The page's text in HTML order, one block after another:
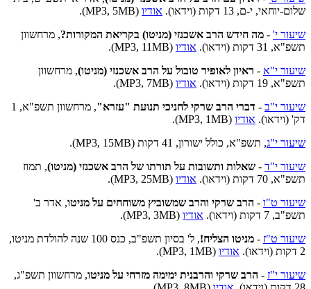
שלום-יוחאי, י-ם, 13 דקות (וידאו).
אודיו (MP3, 5MB).
שיעור י' - מה חידש הרב אשכנזי (מניטו) בקריאת המקורות?, מרחשוון
תשפ"א, 31 דקות (וידאו).
אודיו (MP3, 11MB).
שיעור י"א - ראיון לאופיר טובול על הרב אשכנזי (מניטו), מרחשוון
תשפ"א, 19 דקות (וידאו).
אודיו (MP3, 7MB).
שיעור י"ב - דברי הרב שרקי לחניכי תנועת "עזרא"
, מרחשוון תשפ"א, 1
דק' (וידאו). אודיו (MP3, 1MB).
שיעור י"ג, תשפ"א, כולל ישורון, 41 דקות (MP3, 15MB).
שיעור י"ד - שאלות ותשובות על תורתו של הרב אשכנזי (מניטו), תמוז
תשפ"א, 70 דקות (וידאו).
אודיו (MP3, 25MB).
שיעור ט"ו - הרב שרקי והרב שמשוביץ משוחחים על מניטו, אדר ב'
תשפ"ב, 7 דקות (וידאו).
אודיו (MP3, 3MB).
שיעור ט"ז - מניטו הצליח!
, ל' בסיון תשפ"ב, כנס 100 שנה להולדת מניטו,
2 דקות (וידאו).
אודיו (MP3, 1MB).
שיעור י"ז - הרב שרקי והרבנית ימימה מזרחי על מניטו, מרחשוון תשפ"ג,